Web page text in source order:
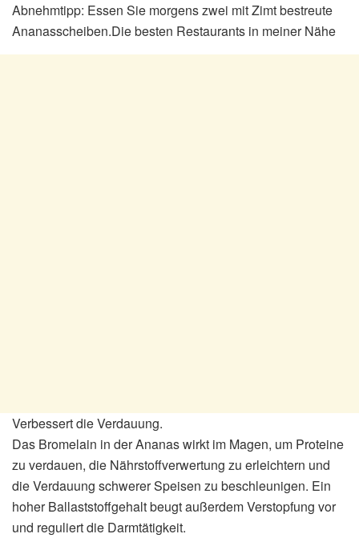
Abnehmtipp: Essen Sie morgens zwei mit Zimt bestreute
Ananasscheiben.Die besten Restaurants in meiner Nähe
Verbessert die Verdauung.
Das Bromelain in der Ananas wirkt im Magen, um Proteine ​​
zu verdauen, die Nährstoffverwertung zu erleichtern und
die Verdauung schwerer Speisen zu beschleunigen. Ein
hoher Ballaststoffgehalt beugt außerdem Verstopfung vor
und reguliert die Darmtätigkeit.